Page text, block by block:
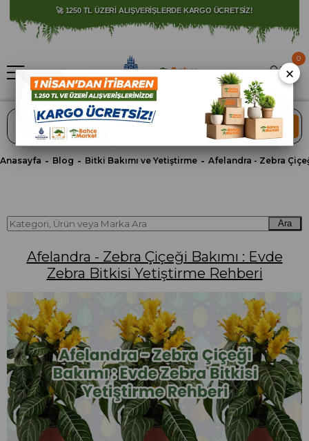
⚠️ SATIŞLARIMIZ YALNIZCA İSTANBUL İLİ İLE SINIRLIDIR.
ARA
0
Anasayfa Blog Bitki Bakımı ve Yetiştirme
Ara
Afelandra - Zebra Çiçeği Bakımı : Evde
Zebra Bitkisi Yetiştirme Rehberi
×